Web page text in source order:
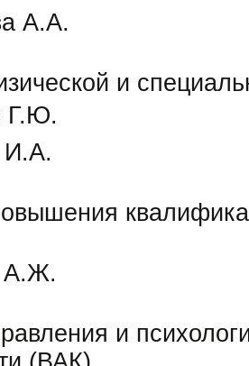
А.А.
и
Г.Ю.
И.А.
А.Ж.
и